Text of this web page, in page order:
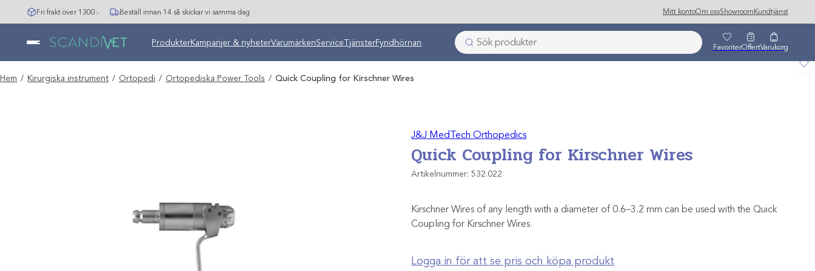
Hoppa
till
Fri frakt över 1300:- Beställ innan 14 så skickar vi samma dag Mitt kontoOm ossShowroom Kundtjänst
Undermeny stängd: Varumärken
ProdukterKampanjer & nyheterVarumärkenServiceTjänsterFyndhörnan FavoriterOffertVarukorg
Hem / Kirurgiska instrument / Ortopedi / Ortopediska Power Tools / Quick Coupling for Kirschner Wires
J&J MedTech Orthopedics
Quick Coupling for Kirschner Wires
Artikelnummer: 532.022
Kirschner Wires of any length with a diameter of 0.6–3.2 mm can be used with the Quick
Coupling for Kirschner Wires.
Logga in för att se pris och köpa produkt